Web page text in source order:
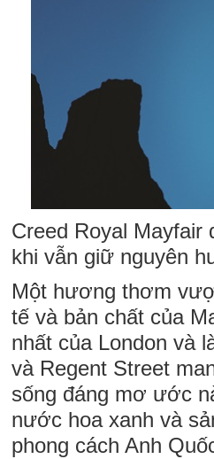
Creed Royal Mayfair
khi vẫn giữ nguyên
Một hương thơm
tế và bản chất của
nhất của London và
và Regent Street
sống đáng mơ ước
nước hoa xanh và
phong cách Anh